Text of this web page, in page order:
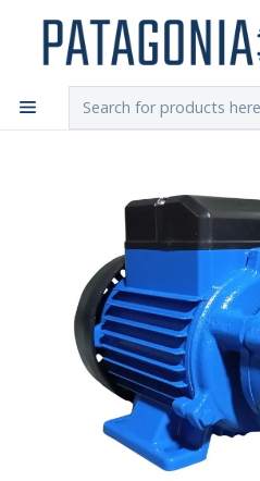
Chilexpress
Home Ferretería Bomba